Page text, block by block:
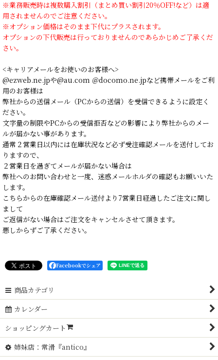
※業務販売時は複数購入割引（まとめ買い割引20％OFF!など）は適
用されませんのでご注意ください。
※オプション価格はそのまま下代にプラスされます。
オプションの下代販売は行っておりませんのであらかじめご了承くだ
さい。
<キャリアメールをお使いのお客様へ>
@ezweb.ne.jpや@au.com ＠docomo.ne.jpなど携帯メールをご利
用のお客様は
弊社からの送信メール（PCからの送信）を受信できるように設定く
ださい。
文字量の制限やPCからの受信拒否などの影響により弊社からのメー
ルが届かない事があります。
通常２営業日以内には在庫状況など必ず受注確認メールを送付してお
りますので、
２営業日を過ぎてメールが届かない場合は
弊社へのお問い合わせと一度、迷惑メールホルダの確認もお願いいた
します。
こちらからの在庫確認メール送付より7営業日経過したご注文に関し
まして
ご返信がない場合はご注文をキャンセルさせて頂きます。
悪しからずご了承ください。
Facebookでシェア
商品カテゴリ
カレンダー
ショッピングカート
姉妹店：常滑『antico』